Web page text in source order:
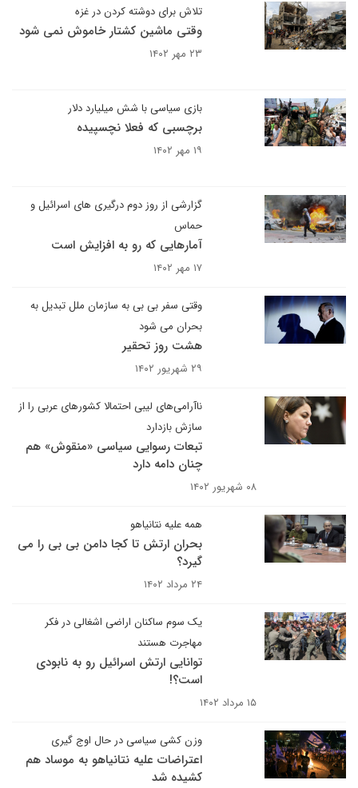
تلاش برای دوشته کردن در غزه
وقتی ماشین کشتار خاموش نمی شود
۲۳ مهر ۱۴۰۲
بازی سیاسی با شش میلیارد دلار
برچسبی که فعلا نچسپیده
۱۹ مهر ۱۴۰۲
گزارشی از روز دوم درگیری های اسرائیل و
حماس
آمارهایی که رو به افزایش است
۱۷ مهر ۱۴۰۲
وقتی سفر بی بی به سازمان ملل تبدیل به
بحران می شود
هشت روز تحقیر
۲۹ شهریور ۱۴۰۲
ناآرامی‌های لیبی احتمالا کشورهای عربی را از
سازش بازدارد
تبعات رسوایی سیاسی «منقوش» هم
چنان دامه دارد
۰۸ شهریور ۱۴۰۲
همه علیه نتانیاهو
بحران ارتش تا کجا دامن بی بی را می
گیرد؟
۲۴ مرداد ۱۴۰۲
یک سوم ساکنان اراضی اشغالی در فکر
مهاجرت هستند
توانایی ارتش اسرائیل رو به نابودی
است؟!
۱۵ مرداد ۱۴۰۲
وزن کشی سیاسی در حال اوج گیری
اعتراضات علیه نتانیاهو به موساد هم
کشیده شد